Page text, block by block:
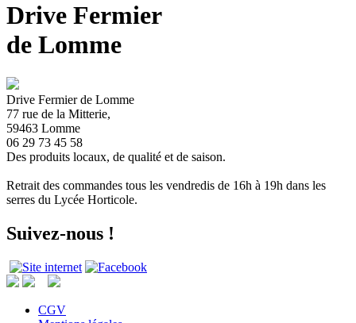
Drive Fermier
de Lomme
Drive Fermier de Lomme
77 rue de la Mitterie,
59463 Lomme
06 29 73 45 58
Des produits locaux, de qualité et de saison.
Retrait des commandes tous les vendredis de 16h à 19h dans les
serres du Lycée Horticole.
Suivez-nous !
CGV